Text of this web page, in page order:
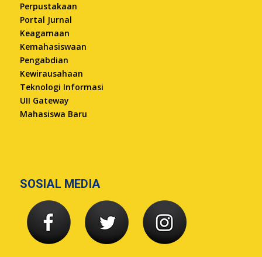
Perpustakaan
Portal Jurnal
Keagamaan
Kemahasiswaan
Pengabdian
Kewirausahaan
Teknologi Informasi
UII Gateway
Mahasiswa Baru
SOSIAL MEDIA